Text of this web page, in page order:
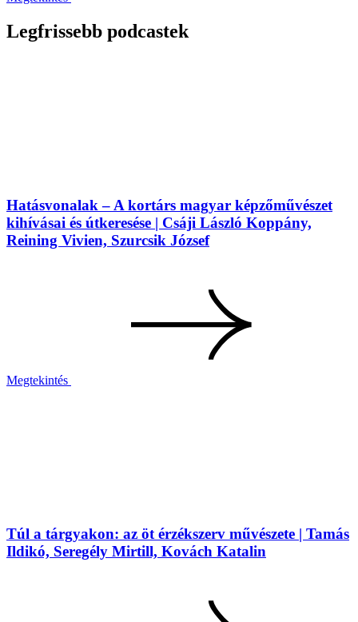
Legfrissebb podcastek
Hatásvonalak – A kortárs magyar képzőművészet
kihívásai és útkeresése | Csáji László Koppány,
Reining Vivien, Szurcsik József
Megtekintés
Túl a tárgyakon: az öt érzékszerv művészete | Tamás
Ildikó, Seregély Mirtill, Kovách Katalin